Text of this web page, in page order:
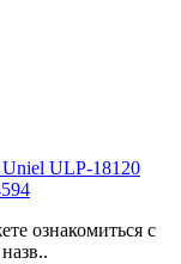
ULP-18120
ознакомиться с